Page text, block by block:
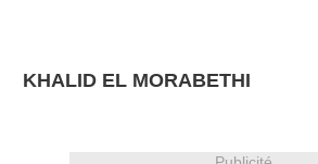
KHALID EL MORABETHI